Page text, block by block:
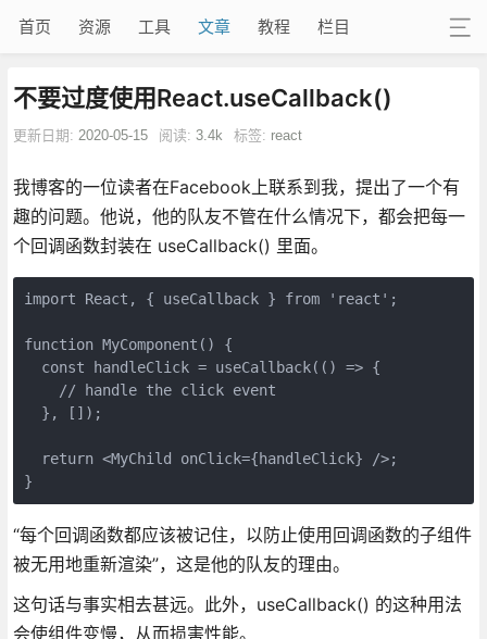
首页 资源 工具 文章 教程 栏目
不要过度使用React.useCallback()
更新日期: 2020-05-15 阅读: 3.4k 标签: react
我博客的一位读者在Facebook上联系到我，提出了一个有
趣的问题。他说，他的队友不管在什么情况下，都会把每一
个回调函数封装在 useCallback() 里面。
import React, { useCallback } from 'react';
function MyComponent() {
  const handleClick = useCallback(() => {
    // handle the click event
  }, []);
  return <MyChild onClick={handleClick} />;
}
“每个回调函数都应该被记住，以防止使用回调函数的子组件
被无用地重新渲染”，这是他的队友的理由。
这句话与事实相去甚远。此外，useCallback() 的这种用法
会使组件变慢，从而损害性能。